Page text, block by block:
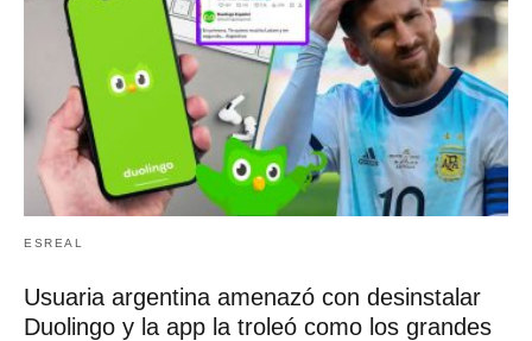
ESREAL
Usuaria argentina amenazó con desinstalar
Duolingo y la app la troleó como los grandes